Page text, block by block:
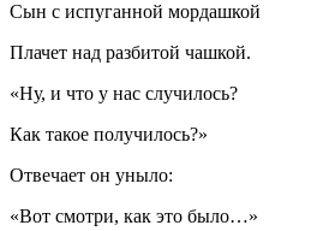
Сын с испуганной мордашкой
Плачет над разбитой чашкой.
«Ну, и что у нас случилось?
Как такое получилось?»
Отвечает он уныло:
«Вот смотри, как это было…»